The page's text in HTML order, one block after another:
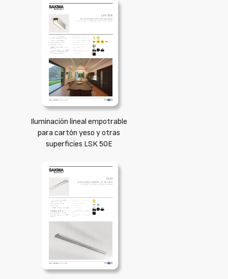
Iluminación lineal empotrable
para cartón yeso y otras
superficies LSK 50E